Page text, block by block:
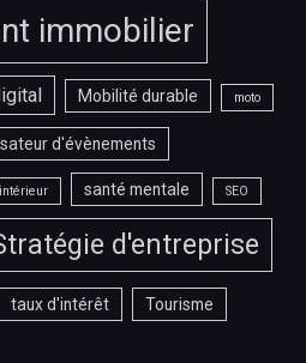
immobilier
Mobilité durable moto
d'évènements
santé mentale SEO
d'entreprise
taux d'intérêt Tourisme